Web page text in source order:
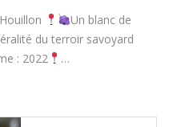
Un blanc de
du terroir savoyard
: 2022 …